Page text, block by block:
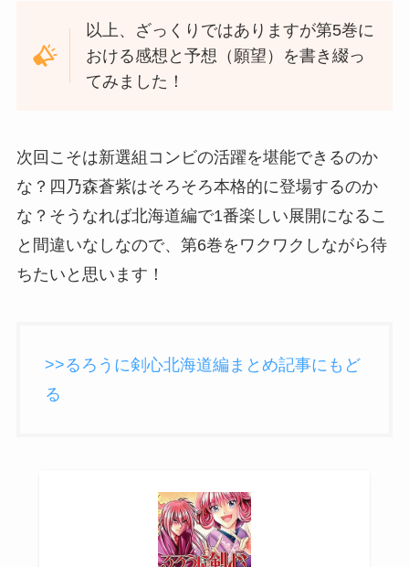
以上、ざっくりではありますが第5巻に
おける感想と予想（願望）を書き綴っ
てみました！
次回こそは新選組コンビの活躍を堪能できるのか
な？四乃森蒼紫はそろそろ本格的に登場するのか
な？そうなれば北海道編で1番楽しい展開になるこ
と間違いなしなので、第6巻をワクワクしながら待
ちたいと思います！
>>るろうに剣心北海道編まとめ記事にもど
る